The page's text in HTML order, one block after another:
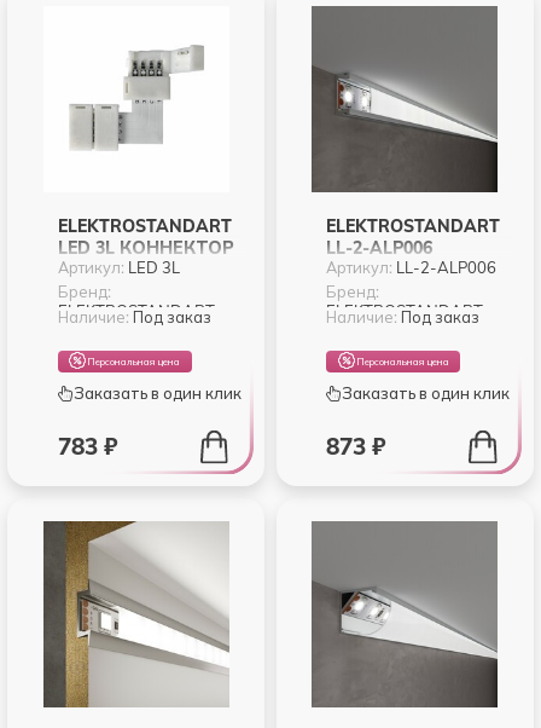
ELEKTROSTANDART
LED 3L КОННЕКТОР
ДЛЯ RGB ЛЕНТЫ L
(5PKT)
Артикул: LED 3L
Бренд:
ELEKTROSTANDART
Наличие: Под заказ
Персональная цена
Заказать в один клик
783 ₽
ELEKTROSTANDART
LL-2-ALP006
НАКЛАДНОЙ
АЛЮМИНИЕВЫЙ
ПРОФИЛЬ ДЛЯ LED
ЛЕНТУ ДО 11MM)
Артикул: LL-2-ALP006
Бренд:
ELEKTROSTANDART
Наличие: Под заказ
Персональная цена
Заказать в один клик
873 ₽